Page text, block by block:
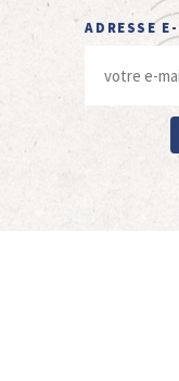
ADRESSE